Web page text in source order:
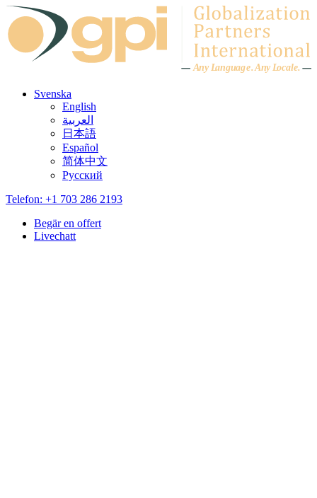
Skip to content
Any Language.Any Locale.
Svenska
English
العربية
日本語
Español
简体中文
Русский
Telefon: +1 703 286 2193
Begär en offert
Livechatt